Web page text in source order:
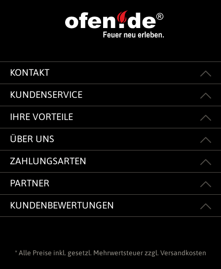
KONTAKT
KUNDENSERVICE
IHRE VORTEILE
ÜBER UNS
ZAHLUNGSARTEN
PARTNER
KUNDENBEWERTUNGEN
* Alle Preise inkl. gesetzl. Mehrwertsteuer zzgl. Versandkosten